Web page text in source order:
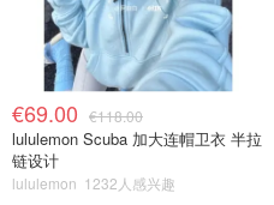
€69.00 €118.00
lululemon Scuba 加大连帽卫衣 半拉
链设计
lululemon 1232人感兴趣